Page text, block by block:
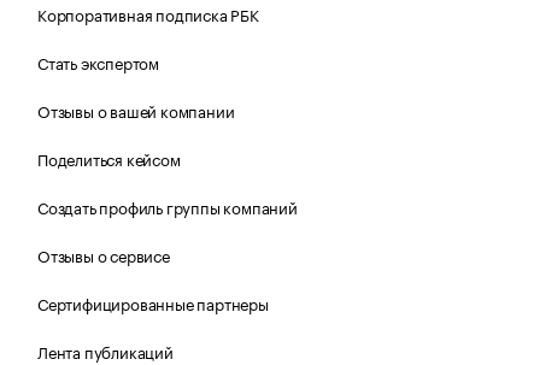
Корпоративная подписка РБК
Стать экспертом
Отзывы о вашей компании
Поделиться кейсом
Создать профиль группы компаний
Отзывы о сервисе
Сертифицированные партнеры
Лента публикаций